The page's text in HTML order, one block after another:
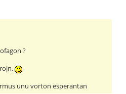
?
unu vorton esperantan